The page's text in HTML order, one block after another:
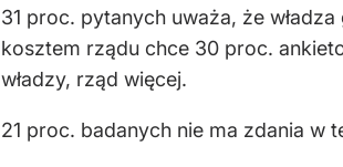
31 proc. pytanych uważa, że
kosztem rządu chce 30 proc.
władzy, rząd więcej.
21 proc. badanych nie ma zdania w